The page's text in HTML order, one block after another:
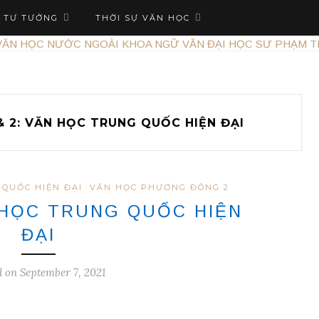
TƯ TƯỞNG THỜI SỰ VĂN HỌC
2: VĂN HỌC TRUNG QUỐC HIỆN ĐẠI
HIỆN ĐẠI VĂN HỌC PHƯƠNG ĐÔNG 2
TRUNG QUỐC HIỆN
ĐẠI
on September 7, 2021